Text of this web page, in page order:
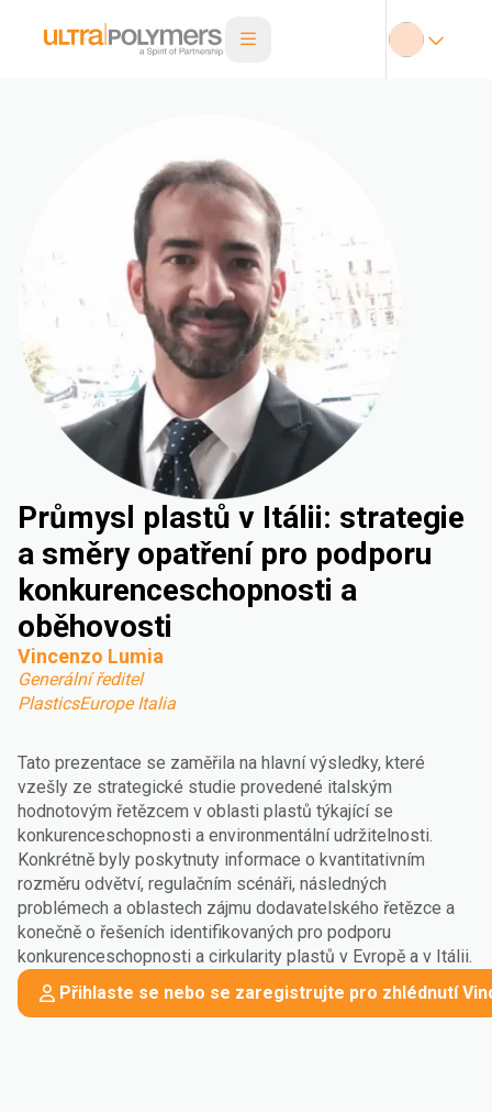
Průmysl plastů v Itálii: strategie
a směry opatření pro podporu
konkurenceschopnosti a
oběhovosti
Vincenzo Lumia
Generální ředitel
PlasticsEurope Italia
Tato prezentace se zaměřila na hlavní výsledky, které
vzešly ze strategické studie provedené italským
hodnotovým řetězcem v oblasti plastů týkající se
konkurenceschopnosti a environmentální udržitelnosti.
Konkrétně byly poskytnuty informace o kvantitativním
rozměru odvětví, regulačním scénáři, následných
problémech a oblastech zájmu dodavatelského řetězce a
konečně o řešeních identifikovaných pro podporu
konkurenceschopnosti a cirkularity plastů v Evropě a v Itálii.
Přihlaste se nebo se zaregistrujte pro zhlédnutí